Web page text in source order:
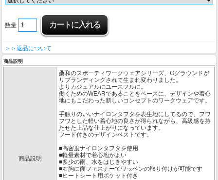
数量
＞＞返品について
商品説明
商品説明
桑和のスポーティワークウェアシリーズ、Gグラウンドが
リブランディングされて生まれ変わりました。
よりカジュアルにユースフルに。
働くためのWEARであることをベースに、デザインや着心
地にもこだわった新しいコンセプトのワークウェアです。
手触りのいいナイロンタフタを表生地にしてるので、フワ
フワとした軽い着心地の良さが得られながら、高級感を持
たせた上品な仕上がりになっています。
フード付きのデザインベストです。
■高密度ナイロンタフタを使用
■軽量素材で着心地がよい
■多少の雨、水をはじきやすい
■右胸に面ファスナーでワッペンの取り付けが可能です
■ヒートシート用ポケット付き